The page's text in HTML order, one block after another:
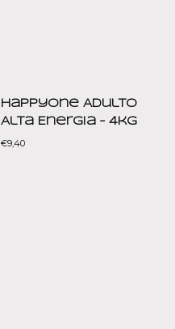
HappyOne Adulto
Alta Energia – 4kg
€9,40